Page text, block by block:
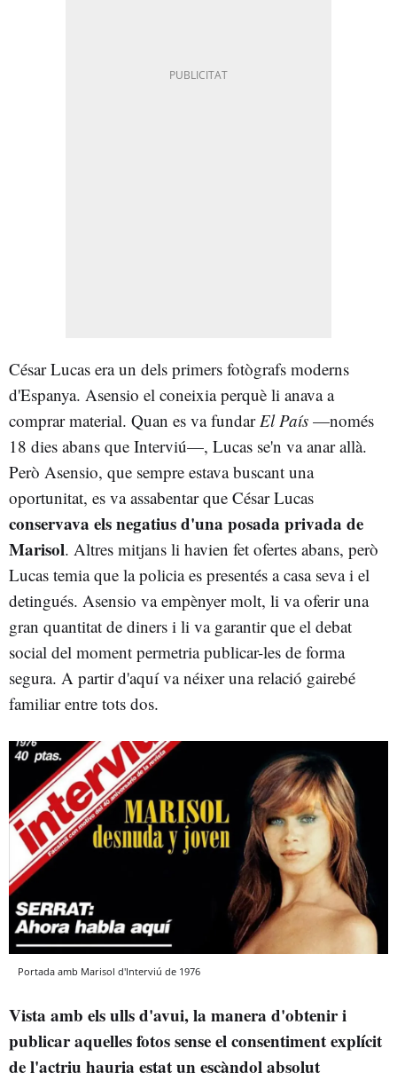
César Lucas era un dels primers fotògrafs moderns
d'Espanya. Asensio el coneixia perquè li anava a
comprar material. Quan es va fundar El País —només
18 dies abans que Interviú—, Lucas se'n va anar allà.
Però Asensio, que sempre estava buscant una
oportunitat, es va assabentar que César Lucas
conservava els negatius d'una posada privada de
Marisol. Altres mitjans li havien fet ofertes abans, però
Lucas temia que la policia es presentés a casa seva i el
detingués. Asensio va empènyer molt, li va oferir una
gran quantitat de diners i li va garantir que el debat
social del moment permetria publicar-les de forma
segura. A partir d'aquí va néixer una relació gairebé
familiar entre tots dos.
Portada amb Marisol d'Interviú de 1976
Vista amb els ulls d'avui, la manera d'obtenir i
publicar aquelles fotos sense el consentiment explícit
de l'actriu hauria estat un escàndol absolut